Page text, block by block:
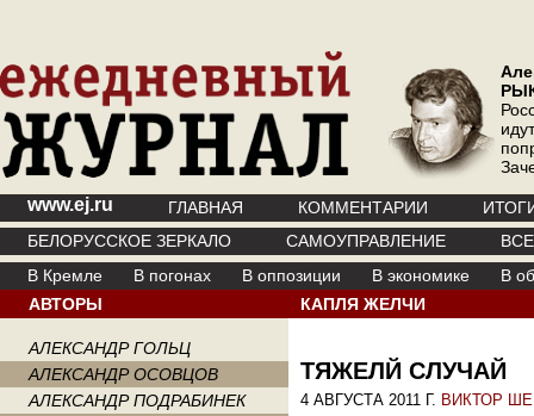
www.ej.ru ГЛАВНАЯ КОММЕНТАРИИ
БЕЛОРУССКОЕ ЗЕРКАЛО
САМОУПРАВЛЕНИЕ
В Кремле
В погонах В оппозиции В экономике
В
АВТОРЫ
АЛЕКСАНДР ГОЛЬЦ
АЛЕКСАНДР ОСОВЦОВ
АЛЕКСАНДР ПОДРАБИНЕК
КАПЛЯ ЖЕЛЧИ
ТЯЖЕЛЙ СЛУЧАЙ
4 АВГУСТА 2011 Г. ВИКТОР